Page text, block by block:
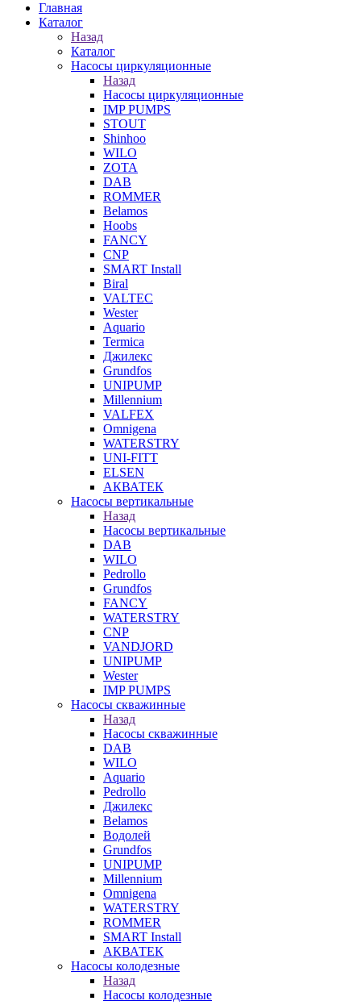
Главная
Каталог
Назад
Каталог
Насосы циркуляционные
Назад
Насосы циркуляционные
IMP PUMPS
STOUT
Shinhoo
WILO
ZOTA
DAB
ROMMER
Belamos
Hoobs
FANCY
CNP
SMART Install
Biral
VALTEC
Wester
Aquario
Termica
Джилекс
Grundfos
UNIPUMP
Millennium
VALFEX
Omnigena
WATERSTRY
UNI-FITT
ELSEN
АКВАТЕК
Насосы вертикальные
Назад
Насосы вертикальные
DAB
WILO
Pedrollo
Grundfos
FANCY
WATERSTRY
CNP
VANDJORD
UNIPUMP
Wester
IMP PUMPS
Насосы скважинные
Назад
Насосы скважинные
DAB
WILO
Aquario
Pedrollo
Джилекс
Belamos
Водолей
Grundfos
UNIPUMP
Millennium
Omnigena
WATERSTRY
ROMMER
SMART Install
АКВАТЕК
Насосы колодезные
Назад
Насосы колодезные